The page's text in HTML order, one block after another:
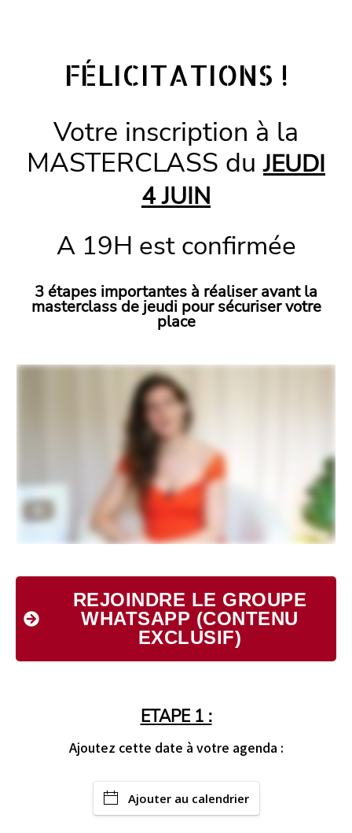
FÉLICITATIONS !
Votre inscription à la
MASTERCLASS duJEUDI
4JUIN
A 19H est confirmée
3 étapes importantes à réaliser avant la
masterclass de jeudi pour sécuriser votre
place
REJOINDRE LE GROUPE
WHATSAPP (CONTENU
EXCLUSIF)
ETAPE 1 :
Ajoutez cette date à votre agenda :
Ajouter au calendrier